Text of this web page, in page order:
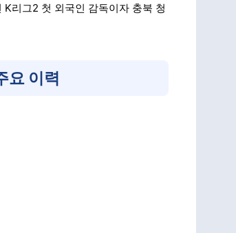
리그2 첫 외국인 감독이자 충북 청
요 이력